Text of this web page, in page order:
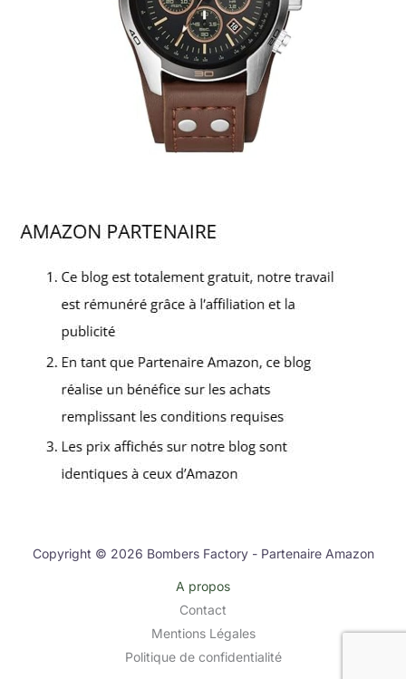
Copyright © 2026 Bombers Factory - Partenaire Amazon
A propos
Contact
Mentions Légales
Politique de confidentialité